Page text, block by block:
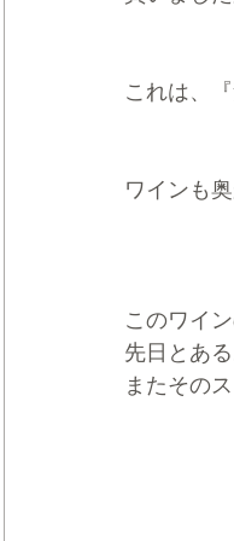
これは、
ワインも
このワイ
先日とあ
またその